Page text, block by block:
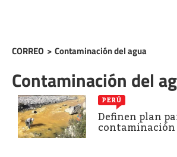
CORREO > Contaminación del agua
Contaminación del
PERÚ
Definen plan
contaminación